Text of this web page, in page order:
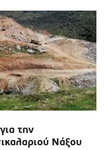
την
Νάξου